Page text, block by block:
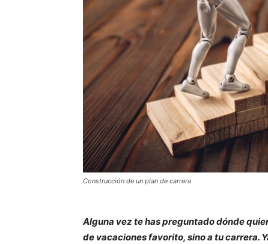
Construcción de un plan de carrera
Alguna vez te has preguntado dónde
de vacaciones favorito, sino a tu carrera.